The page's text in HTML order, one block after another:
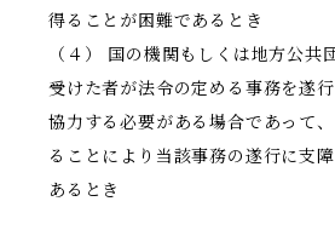
得ることが困難であるとき
（４） 国の機関もしくは地方公共
受けた者が法令の定める事務を遂
協力する必要がある場合であって
ることにより当該事務の遂行に支
あるとき